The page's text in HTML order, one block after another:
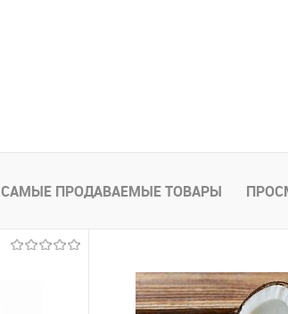
САМЫЕ ПРОДАВАЕМЫЕ ТОВАРЫ